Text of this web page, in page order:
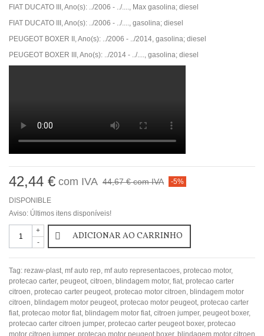
FIAT DUCATO III, Ano(s): ../2006 - ../...., Max gasolina; diesel
FIAT DUCATO III, Ano(s): ../2006 - ../...., gasolina; diesel
PEUGEOT BOXER II, Ano(s): ../2006 - ../2014, gasolina; diesel
PEUGEOT BOXER III, Ano(s): ../2014 - ../...., gasolina; diesel
42,44 € com IVA 44,67 €com IVA -5%
DISPONIBLE
Aviso: Últimos itens disponíveis!
-
+ ADICIONAR AO CARRINHO
Tag: rezaw-plast, mf auto rep, mf auto representacoes, protecao motor,
protecao carter, peugeot, citroen, blindagem motor, fiat, protecao carter
citroen, protecao carter peugeot, protecao motor citroen, blindagem motor
citroen, blindagem motor peugeot, protecao motor peugeot, protecao carter
fiat, protecao motor fiat, blindagem motor fiat, citroen jumper, peugeot boxer,
protecao carter citroen jumper, protecao carter peugeot boxer, protecao
motor citroen jumper, protecao motor peugeot boxer, blindagem motor citroen